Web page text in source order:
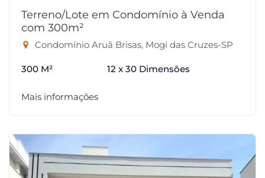
Terreno/Lote em Condomínio à Venda
com 300m²
Condomínio Aruã Brisas, Mogi das Cruzes-SP
300 M² 12 x 30 Dimensões
Mais informações